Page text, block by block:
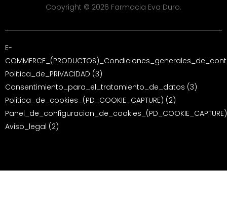
Copyright © 2026 Farmacia Eva Duro.
E-
Politica_de_PRIVACIDAD (3)
Consentimiento_para_el_tratamiento_de_datos (3)
Politica_de_cookies_(PD_COOKIE_CAPTURE) (2)
Panel_de_configuracion_de_cookies_(PD_COOKIE_CAPTURE)
Aviso_legal (2)